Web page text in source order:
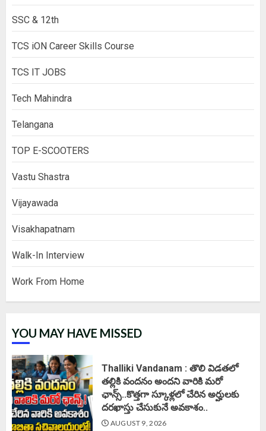
SSC & 12th
TCS iON Career Skills Course
TCS IT JOBS
Tech Mahindra
Telangana
TOP E-SCOOTERS
Vastu Shastra
Vijayawada
Visakhapatnam
Walk-In Interview
Work From Home
YOU MAY HAVE MISSED
Thalliki Vandanam : తొలి విడతలో
తల్లికి వందనం అందని వారికి మరో
ఛాన్స్..కొత్తగా స్కూళ్లలో చేరిన అర్హులకు
దరఖాస్తు చేసుకునే అవకాశం..
AUGUST 9, 2026